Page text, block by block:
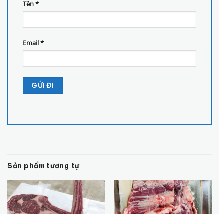
Tên*
Email*
Sản phẩm tương tự